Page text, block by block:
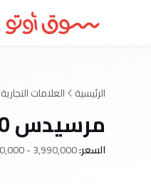
الرئيسية العلامات التجارية
مرسيدس S 560 - أسعار المستعمل
السعر: